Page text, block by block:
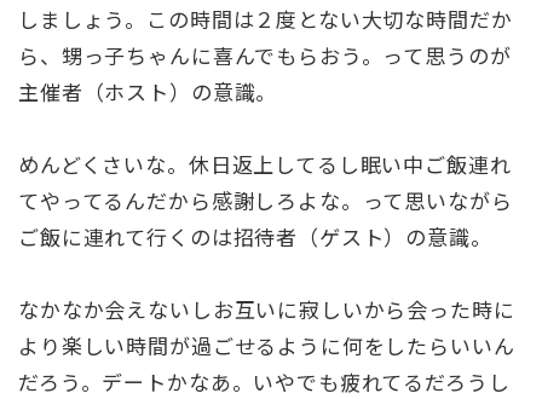
しましょう。この時間は２度とない大切な時間だか
ら、甥っ子ちゃんに喜んでもらおう。って思うのが
主催者（ホスト）の意識。
めんどくさいな。休日返上してるし眠い中ご飯連れ
てやってるんだから感謝しろよな。って思いながら
ご飯に連れて行くのは招待者（ゲスト）の意識。
なかなか会えないしお互いに寂しいから会った時に
より楽しい時間が過ごせるように何をしたらいいん
だろう。デートかなあ。いやでも疲れてるだろうし